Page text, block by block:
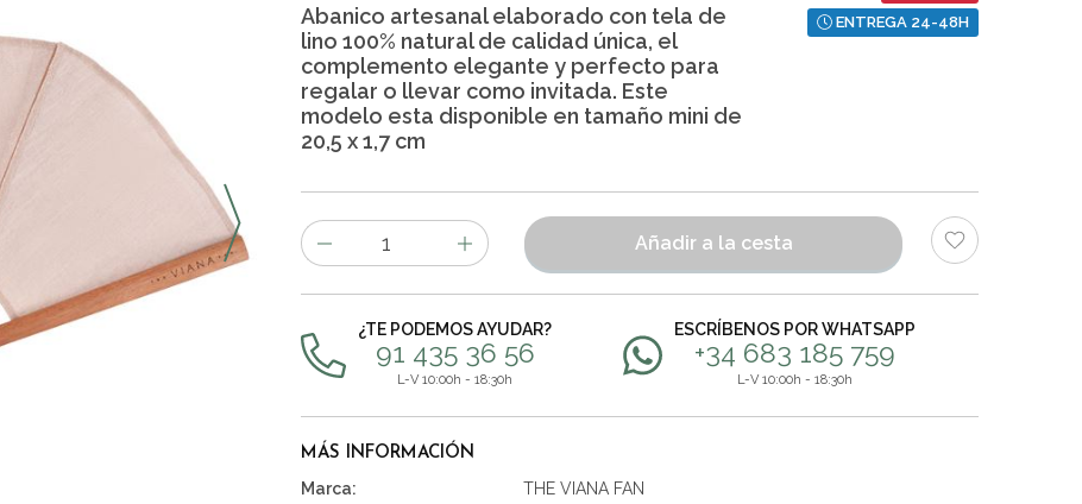
Abanico artesanal elaborado con tela de
lino 100% natural de calidad única, el
complemento elegante y perfecto para
regalar o llevar como invitada. Este
modelo esta disponible en tamaño mini de
20,5 x 1,7 cm
ENTREGA 24-48H
Número
de
artículos
Añadir a la cesta
¿TE PODEMOS AYUDAR?
91 435 36 56
L-V 10:00h - 18:30h
ESCRÍBENOS POR WHATSAPP
+34 683 185 759
L-V 10:00h - 18:30h
MÁS INFORMACIÓN
Marca:
THE VIANA FAN